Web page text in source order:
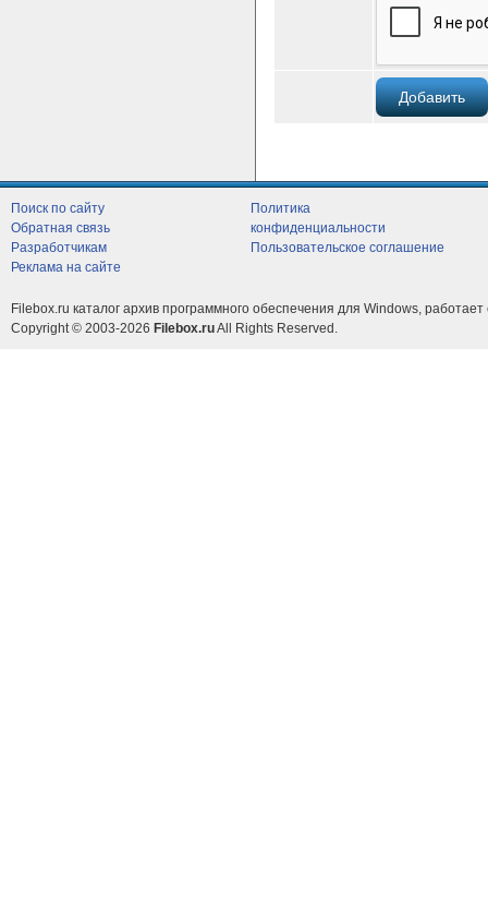
Поиск по сайту
Обратная связь
Разработчикам
Реклама на сайте
Политика
конфиденциальности
Пользовательское соглашение
Filebox.ru каталог архив программного обеспечения для Windows, работает
Copyright © 2003-2026 Filebox.ruAll Rights Reserved.